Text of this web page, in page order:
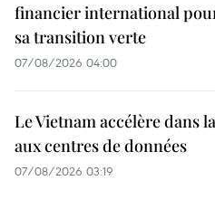
financier international
sa transition verte
07/08/2026 04:00
Le Vietnam accélère dans
aux centres de données
07/08/2026 03:19